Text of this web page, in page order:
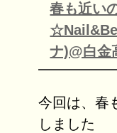
春も近い
ナ)@白金
今回は、春
しました